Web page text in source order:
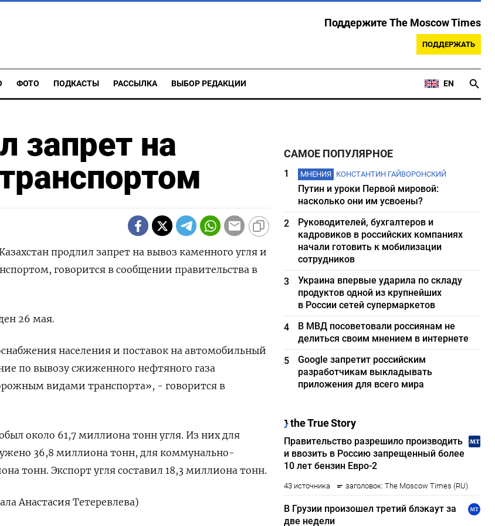
Поддержите The Moscow Times
ПОДДЕРЖАТЬ
ФОТО ПОДКАСТЫ РАССЫЛКА ВЫБОР РЕДАКЦИИ EN
запрет на
продлил запрет на вывоз каменного угля и
говорится в сообщении правительства в
26 мая.
населения и поставок на автомобильный
по вывозу сжиженного нефтяного газа
видами транспорта», - говорится в
около 61,7 миллиона тонн угля. Из них для
36,8 миллиона тонн, для коммунально-
тонн. Экспорт угля составил 18,3 миллиона тонн.
Анастасия Тетеревлева)
САМОЕ ПОПУЛЯРНОЕ
1 МНЕНИЯ КОНСТАНТИН ГАЙВОРОНСКИЙ
Путин и уроки Первой мировой:
насколько они им усвоены?
2
Руководителей, бухгалтеров и
кадровиков в российских компаниях
начали готовить к мобилизации
сотрудников
3
Украина впервые ударила по складу
продуктов одной из крупнейших
в России сетей супермаркетов
4
В МВД посоветовали россиянам не
делиться своим мнением в интернете
5
Google запретит российским
разработчикам выкладывать
приложения для всего мира